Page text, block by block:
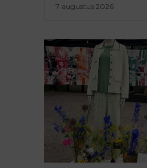
7 augustus 2026